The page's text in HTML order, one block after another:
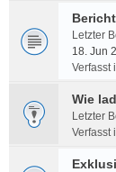
Letzter
18. Jun
Verfasst
Wie
Letzter
Verfasst